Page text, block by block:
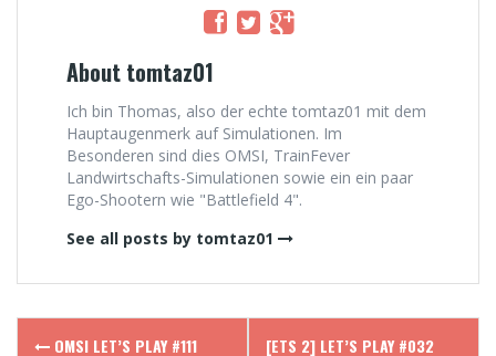
About tomtaz01
Ich bin Thomas, also der echte tomtaz01 mit dem
Hauptaugenmerk auf Simulationen. Im
Besonderen sind dies OMSI, TrainFever
Landwirtschafts-Simulationen sowie ein ein paar
Ego-Shootern wie "Battlefield 4".
See all posts by tomtaz01
PostOMSI LET’S PLAY #111 [ETS 2] LET’S PLAY #032